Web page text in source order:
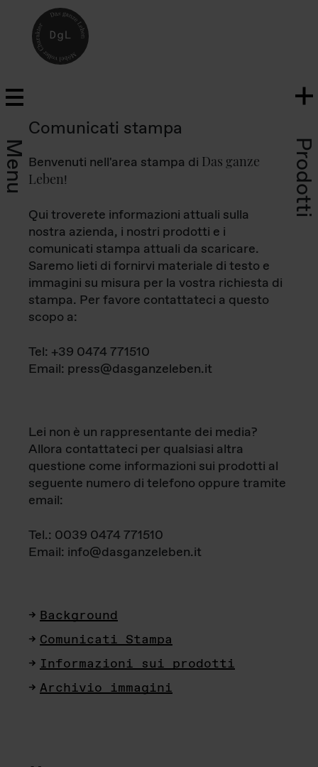
Menu Prodotti
Comunicati stampa
Benvenuti nell'area stampa di Das ganze
Leben!
Qui troverete informazioni attuali sulla
nostra azienda, i nostri prodotti e i
comunicati stampa attuali da scaricare.
Saremo lieti di fornirvi materiale di testo e
immagini su misura per la vostra richiesta di
stampa. Per favore contattateci a questo
scopo a:
Tel: +39 0474 771510
Email: press@dasganzeleben.it
Lei non è un rappresentante dei media?
Allora contattateci per qualsiasi altra
questione come informazioni sui prodotti al
seguente numero di telefono oppure tramite
email:
Tel.: 0039 0474 771510
Email: info@dasganzeleben.it
Background
Comunicati Stampa
Informazioni sui prodotti
Archivio immagini